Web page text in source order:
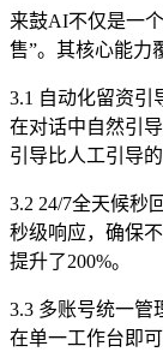
来鼓AI不仅是一
售”。其核心能力
3.1 自动化留资引
在对话中自然引
引导比人工引导
3.2 24/7全天候秒
秒级响应，确保
提升了200%。
3.3 多账号统一管
在单一工作台即